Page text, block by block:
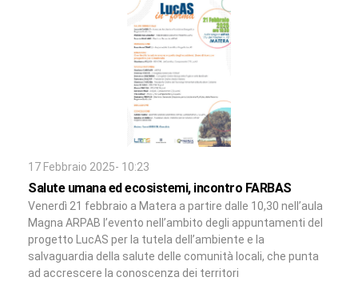
17 Febbraio 2025- 10:23
Salute umana ed ecosistemi, incontro FARBAS
Venerdì 21 febbraio a Matera a partire dalle 10,30 nell’aula
Magna ARPAB l’evento nell’ambito degli appuntamenti del
progetto LucAS per la tutela dell’ambiente e la
salvaguardia della salute delle comunità locali, che punta
ad accrescere la conoscenza dei territori